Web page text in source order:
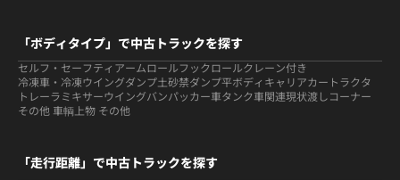
「ボディタイプ」で中古トラックを探す
セルフ・セーフティ アームロールフックロールクレーン付き
冷凍車・冷凍ウイングダンプ土砂禁ダンプ平ボディ キャリアカー トラクタ
トレーラ ミキサーウイングバンパッカー車タンク車関連現状渡しコーナー
その他 車輌上物 その他
「走行距離」で中古トラックを探す